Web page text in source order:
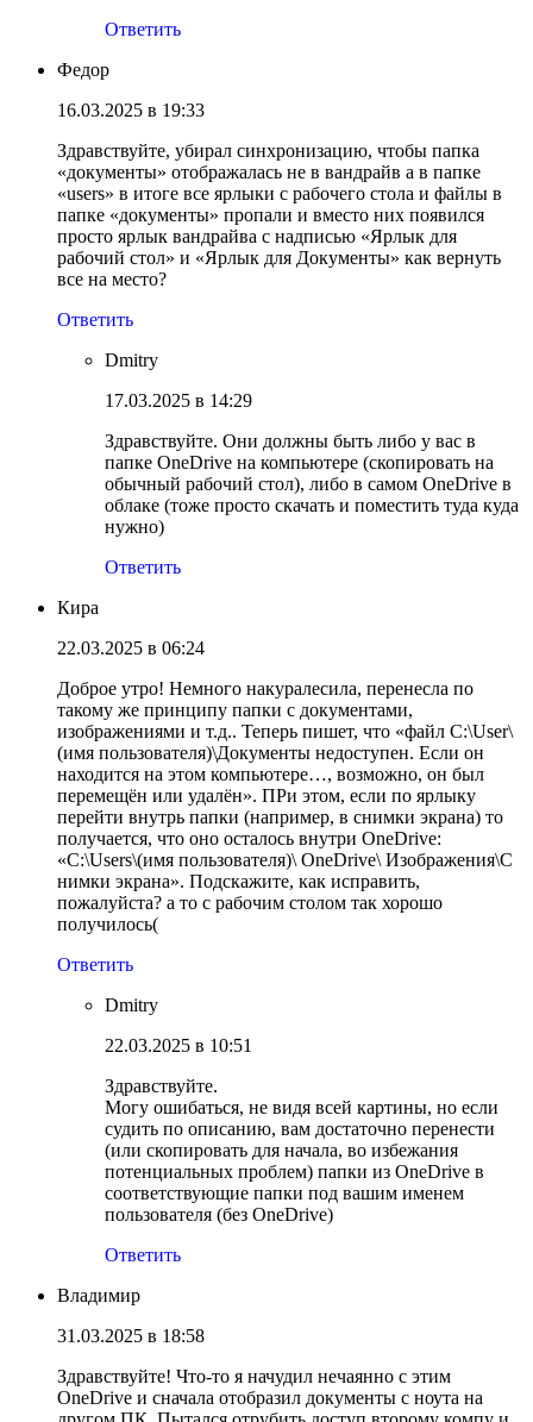
Ответить
Федор
16.03.2025 в 19:33
Здравствуйте, убирал синхронизацию, чтобы папка
«документы» отображалась не в вандрайв а в папке
«users» в итоге все ярлыки с рабочего стола и файлы в
папке «документы» пропали и вместо них появился
просто ярлык вандрайва с надписью «Ярлык для
рабочий стол» и «Ярлык для Документы» как вернуть
все на место?
Ответить
Dmitry
17.03.2025 в 14:29
Здравствуйте. Они должны быть либо у вас в
папке OneDrive на компьютере (скопировать на
обычный рабочий стол), либо в самом OneDrive в
облаке (тоже просто скачать и поместить туда куда
нужно)
Ответить
Кира
22.03.2025 в 06:24
Доброе утро! Немного накуралесила, перенесла по
такому же принципу папки с документами,
изображениями и т.д.. Теперь пишет, что «файл C:\User\
(имя пользователя)\Документы недоступен. Если он
находится на этом компьютере…, возможно, он был
перемещён или удалён». ПРи этом, если по ярлыку
перейти внутрь папки (например, в снимки экрана) то
получается, что оно осталось внутри OneDrive:
«C:\Users\(имя пользователя)\ OneDrive\ Изображения\С
нимки экрана». Подскажите, как исправить,
пожалуйста? а то с рабочим столом так хорошо
получилось(
Ответить
Dmitry
22.03.2025 в 10:51
Здравствуйте.
Могу ошибаться, не видя всей картины, но если
судить по описанию, вам достаточно перенести
(или скопировать для начала, во избежания
потенциальных проблем) папки из OneDrive в
соответствующие папки под вашим именем
пользователя (без OneDrive)
Ответить
Владимир
31.03.2025 в 18:58
Здравствуйте! Что-то я начудил нечаянно с этим
OneDrive и сначала отобразил документы с ноута на